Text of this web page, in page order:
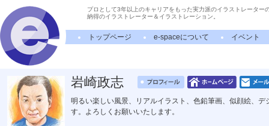
プロとして3年以上のキャリアをもった実力派のイラストレーター
納得のイラストレーター＆イラストレーション。
トップページ e-spaceについて イベント
岩崎政志
明るい楽しい風景、リアルイラスト、色鉛筆画、似顔絵、
す。よろしくお願いいたします。